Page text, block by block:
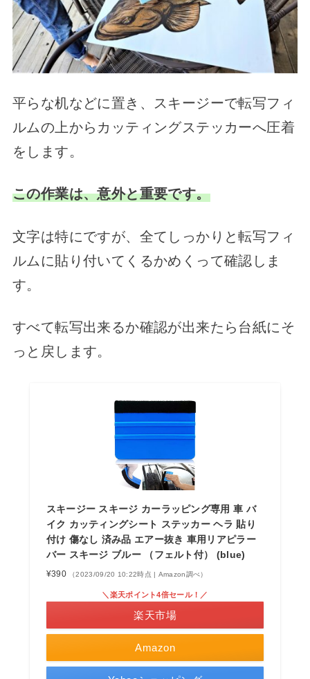
平らな机などに置き、スキージーで転写フィ
ルムの上からカッティングステッカーへ圧着
をします。
この作業は、意外と重要です。
文字は特にですが、全てしっかりと転写フィ
ルムに貼り付いてくるかめくって確認しま
す。
すべて転写出来るか確認が出来たら台紙にそ
っと戻します。
スキージー スキージ カーラッピング専用 車 バ
イク カッティングシート ステッカー ヘラ 貼り
付け 傷なし 済み品 エアー抜き 車用リアピラー
バー スキージ ブルー （フェルト付） (blue)
¥390 （2023/09/20 10:22時点 | Amazon調べ）
Amazon
＼楽天ポイント4倍セール！／
楽天市場